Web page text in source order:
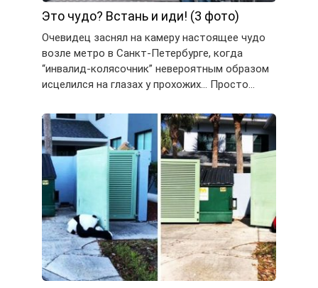
Это чудо? Встань и иди! (3 фото)
Очевидец заснял на камеру настоящее чудо
возле метро в Санкт-Петербурге, когда
“инвалид-колясочник” невероятным образом
исцелился на глазах у прохожих… Просто…